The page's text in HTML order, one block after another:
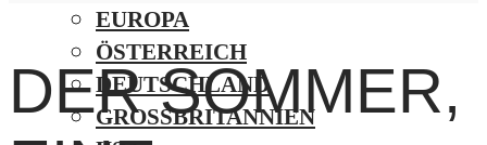
EUROPA
ÖSTERREICH
DEUTSCHLAND
GROSSBRITANNIEN
DER SOMMER,